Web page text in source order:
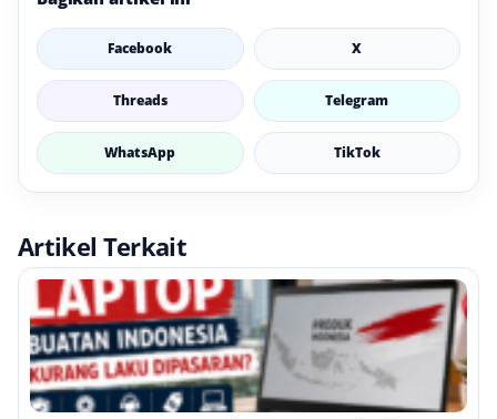
Facebook X
Threads Telegram
WhatsApp TikTok
Artikel Terkait